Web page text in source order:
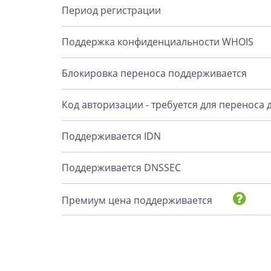
Период регистрации
Поддержка конфиденциальности WHOIS
Блокировка переноса поддерживается
Код авторизации - требуется для переноса
Поддерживается IDN
Поддерживается DNSSEC
Премиум цена поддерживается